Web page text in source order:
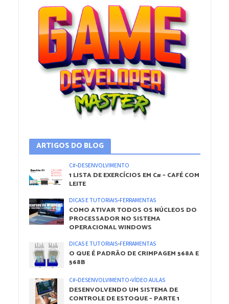
ARTIGOS DO BLOG
C#•DESENVOLVIMENTO
1 LISTA DE EXERCÍCIOS EM C# – CAFÉ COM
LEITE
DICAS E TUTORIAIS•FERRAMENTAS
COMO ATIVAR TODOS OS NÚCLEOS DO
PROCESSADOR NO SISTEMA
OPERACIONAL WINDOWS
DICAS E TUTORIAIS•FERRAMENTAS
O QUE É PADRÃO DE CRIMPAGEM 568A E
568B
C#•DESENVOLVIMENTO•VÍDEO AULAS
DESENVOLVENDO UM SISTEMA DE
CONTROLE DE ESTOQUE – PARTE 1